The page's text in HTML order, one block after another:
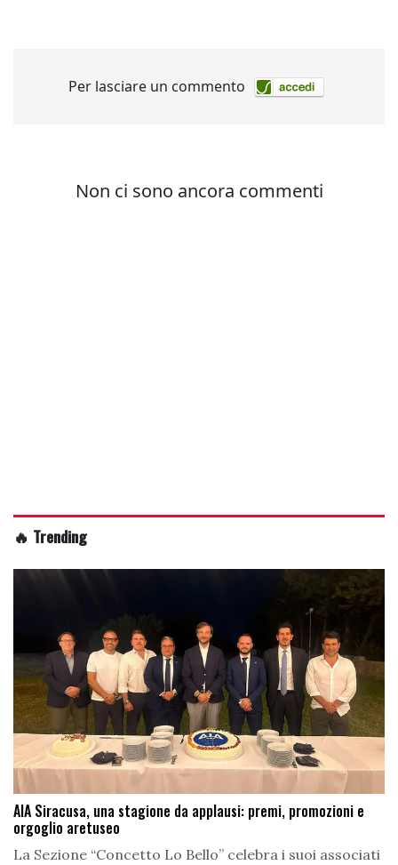
🔥 Trending
AIA Siracusa, una stagione da applausi: premi, promozioni e
orgoglio aretuseo
La Sezione “Concetto Lo Bello” celebra i suoi associati